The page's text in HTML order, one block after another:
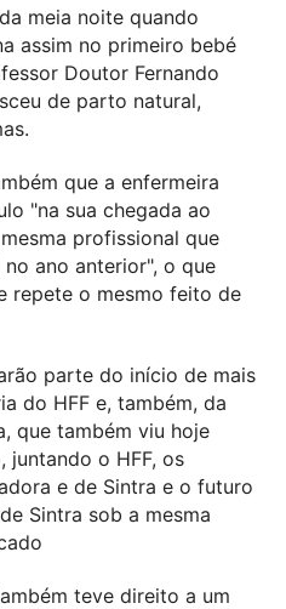
meia noite quando
assim no primeiro bebé
Doutor Fernando
de parto natural,
que a enfermeira
"na sua chegada ao
profissional que
ano anterior", o que
repete o mesmo feito de
parte do início de mais
do HFF e, também, da
que também viu hoje
juntando o HFF, os
e de Sintra e o futuro
Sintra sob a mesma
teve direito a um